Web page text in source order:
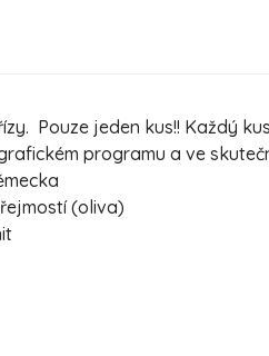
Pouze jeden kus!! Každý
programu a ve
(oliva)